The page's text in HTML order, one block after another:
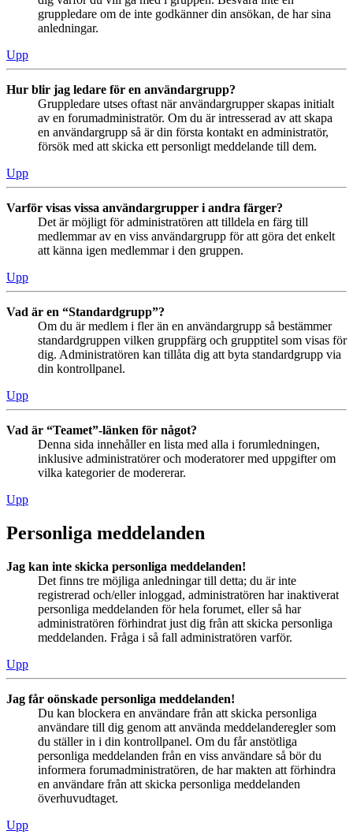
gruppledare om de inte godkänner din ansökan, de har sina
anledningar.
Upp
Hur blir jag ledare för en användargrupp?
Gruppledare utses oftast när användargrupper skapas initialt
av en forumadministratör. Om du är intresserad av att skapa
en användargrupp så är din första kontakt en administratör,
försök med att skicka ett personligt meddelande till dem.
Upp
Varför visas vissa användargrupper i andra färger?
Det är möjligt för administratören att tilldela en färg till
medlemmar av en viss användargrupp för att göra det enkelt
att känna igen medlemmar i den gruppen.
Upp
Vad är en “Standardgrupp”?
Om du är medlem i fler än en användargrupp så bestämmer
standardgruppen vilken gruppfärg och grupptitel som visas för
dig. Administratören kan tillåta dig att byta standardgrupp via
din kontrollpanel.
Upp
Vad är “Teamet”-länken för något?
Denna sida innehåller en lista med alla i forumledningen,
inklusive administratörer och moderatorer med uppgifter om
vilka kategorier de modererar.
Upp
Personliga meddelanden
Jag kan inte skicka personliga meddelanden!
Det finns tre möjliga anledningar till detta; du är inte
registrerad och/eller inloggad, administratören har inaktiverat
personliga meddelanden för hela forumet, eller så har
administratören förhindrat just dig från att skicka personliga
meddelanden. Fråga i så fall administratören varför.
Upp
Jag får oönskade personliga meddelanden!
Du kan blockera en användare från att skicka personliga
användare till dig genom att använda meddelanderegler som
du ställer in i din kontrollpanel. Om du får anstötliga
personliga meddelanden från en viss användare så bör du
informera forumadministratören, de har makten att förhindra
en användare från att skicka personliga meddelanden
överhuvudtaget.
Upp